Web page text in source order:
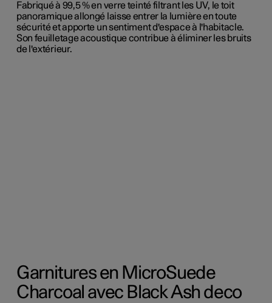
Fabriqué à 99,5 % en verre teinté filtrant les UV, le toit
panoramique allongé laisse entrer la lumière en toute
sécurité et apporte un sentiment d'espace à l'habitacle.
Son feuilletage acoustique contribue à éliminer les bruits
de l'extérieur.
Garnitures en MicroSuede
Charcoal avec Black Ash deco